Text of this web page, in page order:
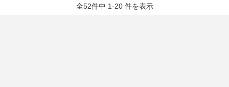
全52件中 1-20 件を表示